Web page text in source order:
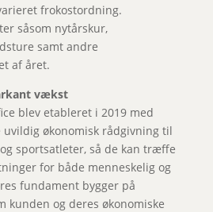
frokostordning.
såsom nytårskur,
samt andre
af året.
vækst
blev etableret i 2019 med
økonomisk rådgivning til
sportsatleter, så de kan træffe
for både menneskelig og
fundament bygger på
kunden og deres økonomiske